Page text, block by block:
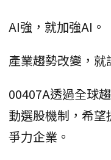
AI強，就加強AI。
產業趨勢改變，就
00407A透過全球
動選股機制，希
爭力企業。